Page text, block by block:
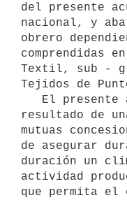
del presente
nacional, y
obrero
comprendidas
Textil, sub -
Tejidos de
resultado de
mutuas
de asegurar
duración un
actividad
que permita el